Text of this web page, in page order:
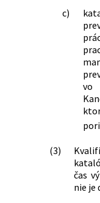
c)
vo
(3)
čas
nie je